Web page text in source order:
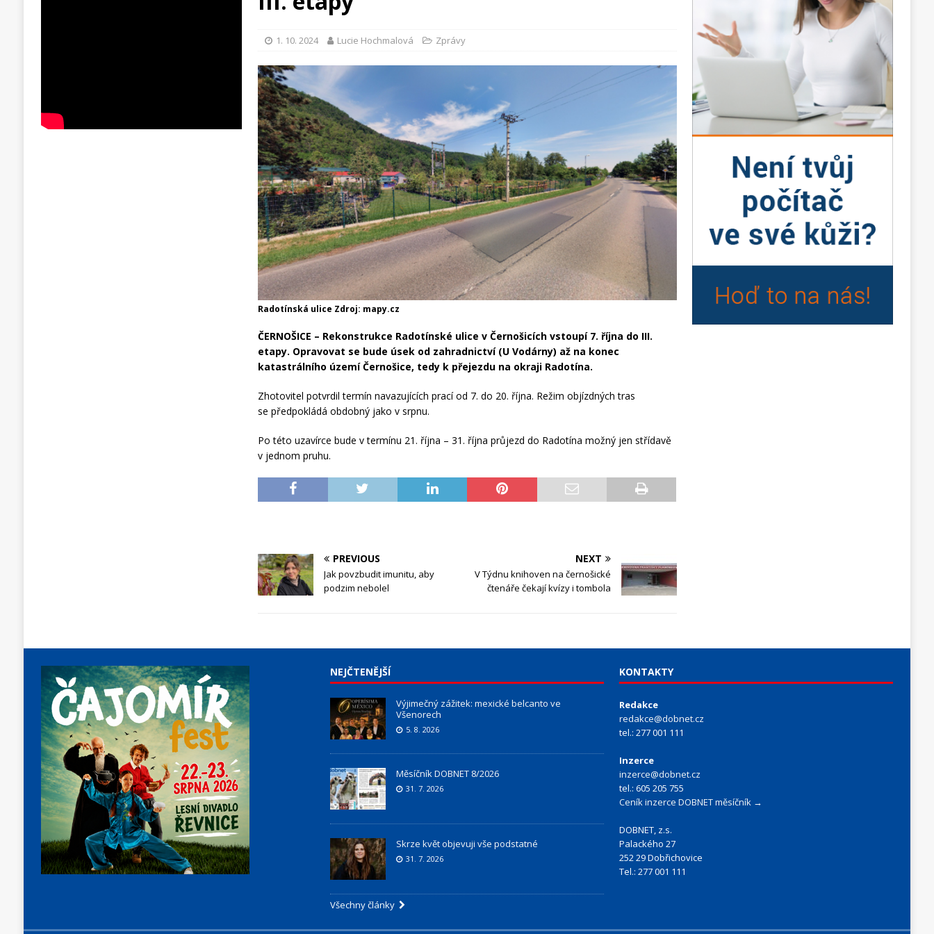
1. 10. 2024 Lucie Hochmalová Zprávy
Radotínská ulice Zdroj: mapy.cz
ČERNOŠICE – Rekonstrukce Radotínské ulice v Černošicích vstoupí 7. října do III.
etapy. Opravovat se bude úsek od zahradnictví (U Vodárny) až na konec
katastrálního území Černošice, tedy k přejezdu na okraji Radotína.
Zhotovitel potvrdil termín navazujících prací od 7. do 20. října. Režim objízdných tras
se předpokládá obdobný jako v srpnu.
Po této uzavírce bude v termínu 21. října – 31. října průjezd do Radotína možný jen střídavě
v jednom pruhu.
PREVIOUS
Jak povzbudit imunitu, aby
podzim nebolel
NEXT
V Týdnu knihoven na černošické
čtenáře čekají kvízy i tombola
NEJČTENĚJŠÍ
Výjimečný zážitek: mexické belcanto ve
Všenorech
5. 8. 2026
Měsíčník DOBNET 8/2026
31. 7. 2026
Skrze květ objevuji vše podstatné
31. 7. 2026
Všechny články
KONTAKTY
Redakce
redakce@dobnet.cz
tel.: 277 001 111
Inzerce
inzerce@dobnet.cz
tel.: 605 205 755
Ceník inzerce DOBNET měsíčník →
DOBNET, z.s.
Palackého 27
252 29 Dobřichovice
Tel.: 277 001 111